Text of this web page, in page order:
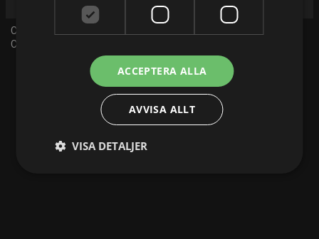
C More Hits idag
C More Hits ikväll
ACCEPTERA ALLA
AVVISA ALLT
VISA DETALJER